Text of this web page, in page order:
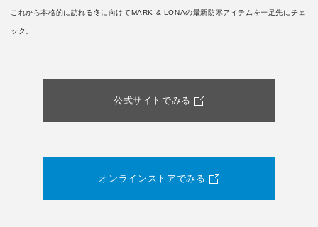
これから本格的に訪れる冬に向けてMARK & LONAの最新防寒アイテムを一足先にチェ
ック。
公式サイトでみる
オンラインストアでみる